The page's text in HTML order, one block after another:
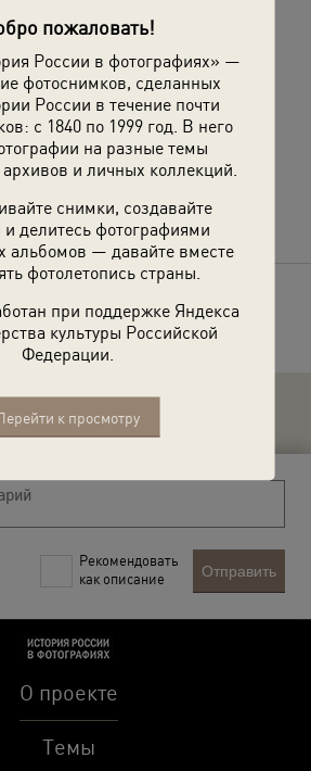
пожаловать!
России в фотографиях» —
фотоснимков, сделанных
России в течение почти
с 1840 по 1999 год. В него
на разные темы
и личных коллекций.
снимки, создавайте
и делитесь фотографиями
альбомов — давайте вместе
фотолетопись страны.
при поддержке Яндекса
культуры Российской
Федерации.
к просмотру
губерния вошла в состав
области, которая существовала
1929 года была образована
Подмосковье»
друзьям об этом фото
Рекомендовать
как описание
Отправить
О проекте
Темы